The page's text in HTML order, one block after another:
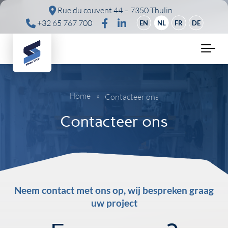
Skip to main contentRue du couvent 44 – 7350 Thulin
+32 65 767 700
EN NL FR DE
Contacteer ons
Home » Contacteer ons
Neem contact met ons op, wij bespreken graag
uw project